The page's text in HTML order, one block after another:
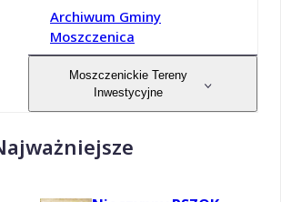
Archiwum Gminy
Moszczenica
Moszczenickie Tereny
Inwestycyjne